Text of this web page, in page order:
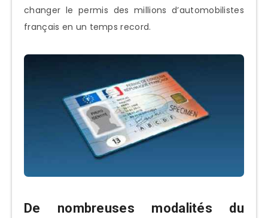
changer le permis des millions d’automobilistes
français en un temps record.
De nombreuses modalités du